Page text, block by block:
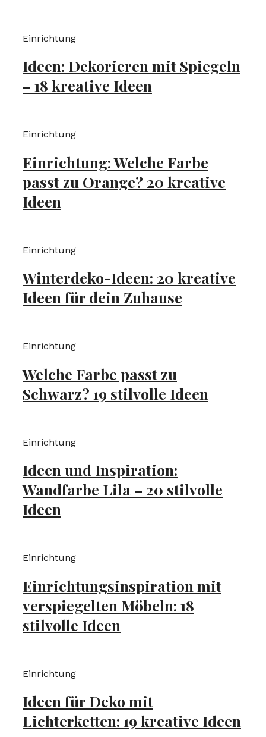
Einrichtung
Ideen: Dekorieren mit Spiegeln
– 18 kreative Ideen
Einrichtung
Einrichtung: Welche Farbe
passt zu Orange? 20 kreative
Ideen
Einrichtung
Winterdeko-Ideen: 20 kreative
Ideen für dein Zuhause
Einrichtung
Welche Farbe passt zu
Schwarz? 19 stilvolle Ideen
Einrichtung
Ideen und Inspiration:
Wandfarbe Lila – 20 stilvolle
Ideen
Einrichtung
Einrichtungsinspiration mit
verspiegelten Möbeln: 18
stilvolle Ideen
Einrichtung
Ideen für Deko mit
Lichterketten: 19 kreative Ideen